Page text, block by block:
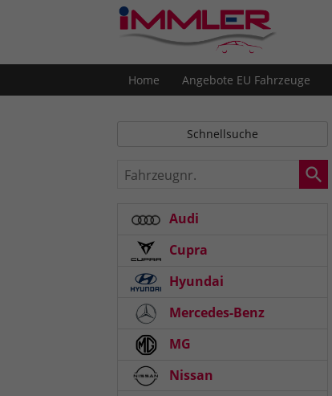
Home Angebote EU Fahrzeuge
Schnellsuche
Fahrzeugnr.
Audi
Cupra
Hyundai
Mercedes-Benz
MG
Nissan